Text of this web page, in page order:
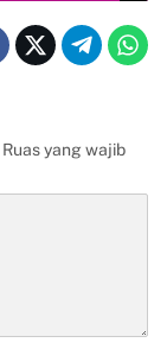
Ruas yang wajib